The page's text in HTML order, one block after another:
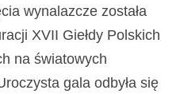
wynalazcze została
XVII Giełdy Polskich
na światowych
gala odbyła się